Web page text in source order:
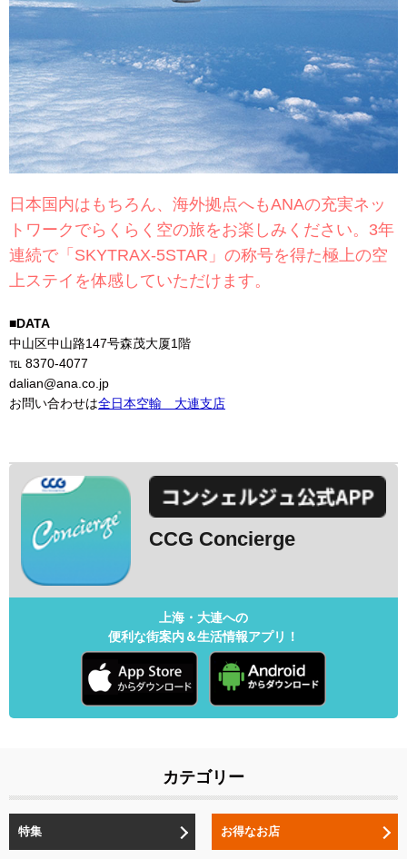
日本国内はもちろん、海外拠点へもANAの充実ネッ
トワークでらくらく空の旅をお楽しみください。3年
連続で「SKYTRAX-5STAR」の称号を得た極上の空
上ステイを体感していただけます。
■DATA
中山区中山路147号森茂大厦1階
℡ 8370-4077
dalian@ana.co.jp
お問い合わせは全日本空輸 大連支店
CCG Concierge
上海・大連への
便利な街案内＆生活情報アプリ！
カテゴリー
特集 お得なお店